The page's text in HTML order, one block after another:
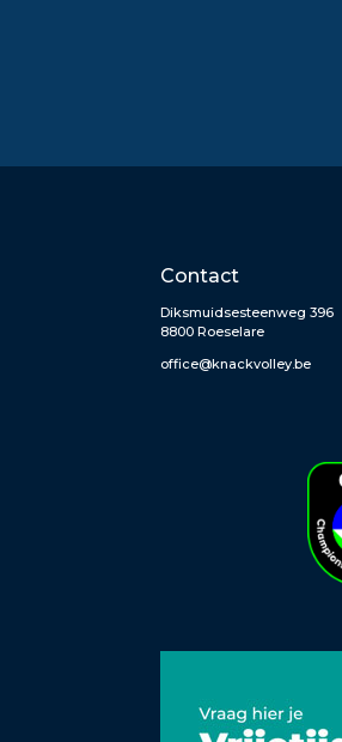
Contact
Diksmuidsesteenweg 396
8800 Roeselare
office@knackvolley.be